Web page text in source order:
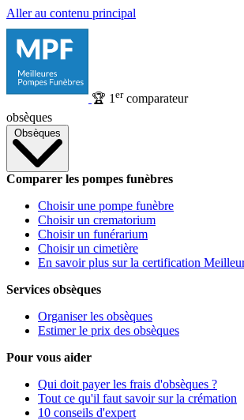
Aller au contenu principal
🏆 1 ercomparateur
obsèques
Obsèques
Comparer les pompes funèbres
Choisir une pompe funèbre
Choisir un crematorium
Choisir un funérarium
Choisir un cimetière
En savoir plus sur la certification
Services obsèques
Organiser les obsèques
Estimer le prix des obsèques
Pour vous aider
Qui doit payer les frais d'obsèques ?
Tout ce qu'il faut savoir sur la crémation
10 conseils d'expert